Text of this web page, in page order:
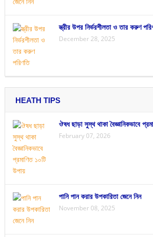
স্ত্রীর উপর নির্ভরশীলতা ও তার করুণ
December 28, 2025
HEATH TIPS
ঔষধ ছাড়া সুস্থ থাকা বৈজ্ঞানিকভাবে
February 07, 2026
পানি পান করার উপকারিতা জেনে নিন
November 08, 2025